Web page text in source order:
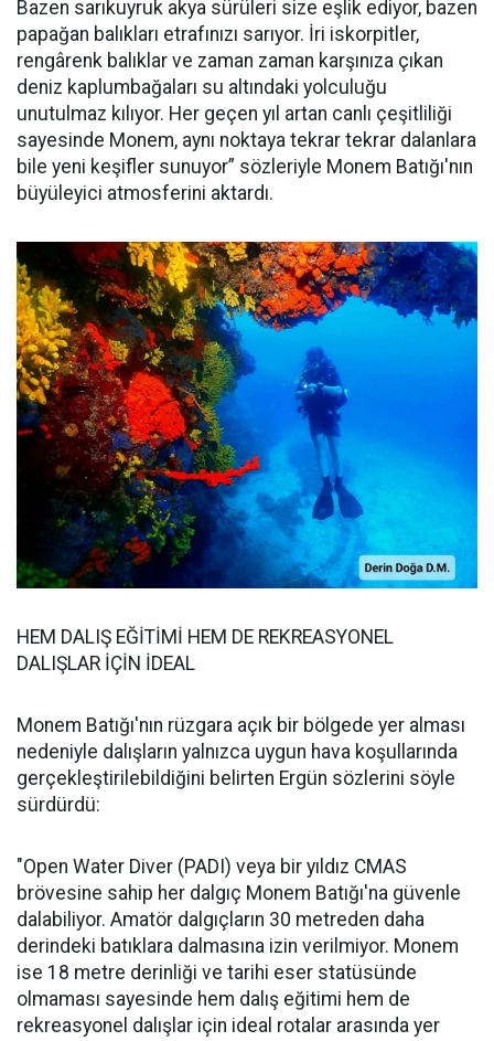
Bazen sarıkuyruk akya sürüleri size eşlik ediyor, bazen
papağan balıkları etrafınızı sarıyor. İri iskorpitler,
rengârenk balıklar ve zaman zaman karşınıza çıkan
deniz kaplumbağaları su altındaki yolculuğu
unutulmaz kılıyor. Her geçen yıl artan canlı çeşitliliği
sayesinde Monem, aynı noktaya tekrar tekrar dalanlara
bile yeni keşifler sunuyor” sözleriyle Monem Batığı'nın
büyüleyici atmosferini aktardı.
HEM DALIŞ EĞİTİMİ HEM DE REKREASYONEL
DALIŞLAR İÇİN İDEAL
Monem Batığı'nın rüzgara açık bir bölgede yer alması
nedeniyle dalışların yalnızca uygun hava koşullarında
gerçekleştirilebildiğini belirten Ergün sözlerini söyle
sürdürdü:
"Open Water Diver (PADI) veya bir yıldız CMAS
brövesine sahip her dalgıç Monem Batığı'na güvenle
dalabiliyor. Amatör dalgıçların 30 metreden daha
derindeki batıklara dalmasına izin verilmiyor. Monem
ise 18 metre derinliği ve tarihi eser statüsünde
olmaması sayesinde hem dalış eğitimi hem de
rekreasyonel dalışlar için ideal rotalar arasında yer